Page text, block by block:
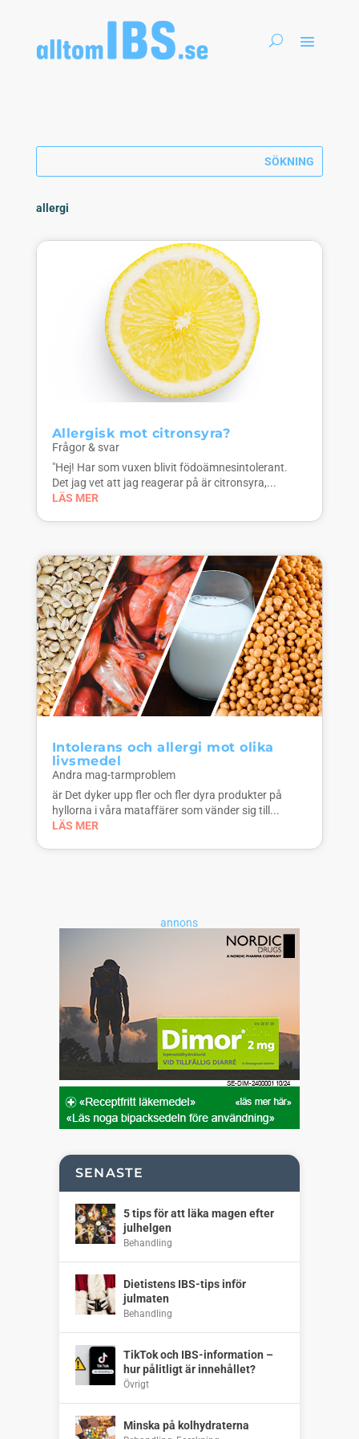
allergi
Allergisk mot citronsyra?
Frågor & svar
"Hej! Har som vuxen blivit födoämnesintolerant.
Det jag vet att jag reagerar på är citronsyra,...
LÄS MER
Intolerans och allergi mot olika
livsmedel
Andra mag-tarmproblem
är Det dyker upp fler och fler dyra produkter på
hyllorna i våra mataffärer som vänder sig till...
LÄS MER
annons
SENASTE
5 tips för att läka magen efter
julhelgen
Behandling
Dietistens IBS-tips inför
julmaten
Behandling
TikTok och IBS-information –
hur pålitligt är innehållet?
Övrigt
Minska på kolhydraterna